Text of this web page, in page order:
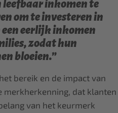
inkomen te
om te investeren in
eerlijk inkomen
zodat hun
bloeien.”
bereik en de impact van
merkherkenning, dat klanten
van het keurmerk